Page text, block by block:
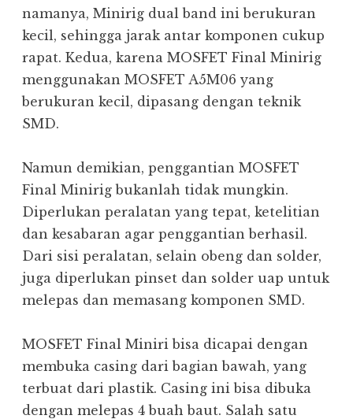
namanya, Minirig dual band ini berukuran
kecil, sehingga jarak antar komponen cukup
rapat. Kedua, karena MOSFET Final Minirig
menggunakan MOSFET A5M06 yang
berukuran kecil, dipasang dengan teknik
SMD.
Namun demikian, penggantian MOSFET
Final Minirig bukanlah tidak mungkin.
Diperlukan peralatan yang tepat, ketelitian
dan kesabaran agar penggantian berhasil.
Dari sisi peralatan, selain obeng dan solder,
juga diperlukan pinset dan solder uap untuk
melepas dan memasang komponen SMD.
MOSFET Final Miniri bisa dicapai dengan
membuka casing dari bagian bawah, yang
terbuat dari plastik. Casing ini bisa dibuka
dengan melepas 4 buah baut. Salah satu